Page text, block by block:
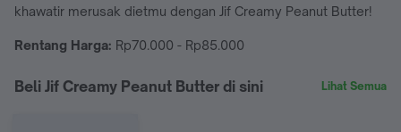
khawatir merusak dietmu dengan Jif Creamy Peanut Butter!
Rentang Harga: Rp70.000 - Rp85.000
Beli Jif Creamy Peanut Butter di sini Lihat Semua